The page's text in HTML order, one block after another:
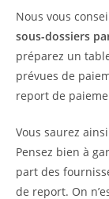
Nous vous
sous-dossiers
préparez un
prévues de
report de
Vous saurez
Pensez bien à
part des
de report. On